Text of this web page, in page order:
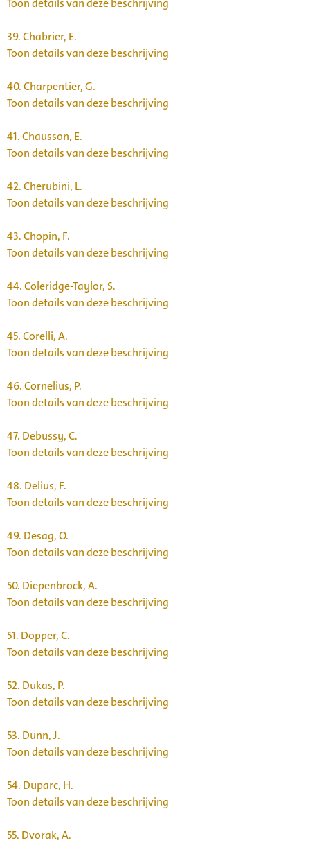
Toon details van deze beschrijving
39.Chabrier, E.
Toon details van deze beschrijving
40.Charpentier, G.
Toon details van deze beschrijving
41.Chausson, E.
Toon details van deze beschrijving
42.Cherubini, L.
Toon details van deze beschrijving
43.Chopin, F.
Toon details van deze beschrijving
44.Coleridge-Taylor, S.
Toon details van deze beschrijving
45.Corelli, A.
Toon details van deze beschrijving
46.Cornelius, P.
Toon details van deze beschrijving
47. Debussy, C.
Toon details van deze beschrijving
48. Delius, F.
Toon details van deze beschrijving
49. Desag, O.
Toon details van deze beschrijving
50. Diepenbrock, A.
Toon details van deze beschrijving
51. Dopper, C.
Toon details van deze beschrijving
52. Dukas, P.
Toon details van deze beschrijving
53. Dunn, J.
Toon details van deze beschrijving
54. Duparc, H.
Toon details van deze beschrijving
55. Dvorak, A.